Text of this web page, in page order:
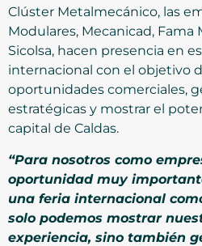
Clúster Metalmecánico, las
Modulares, Mecanicad,
Sicolsa, hacen presencia en
internacional con el objetivo
oportunidades comerciales,
estratégicas y mostrar el
capital de Caldas.
“Para nosotros como
oportunidad muy
una feria internacional
solo podemos mostrar
experiencia, sino también